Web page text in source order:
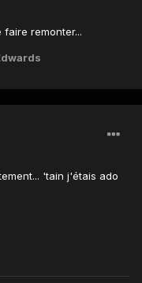
remonter...
'tain j'étais ado